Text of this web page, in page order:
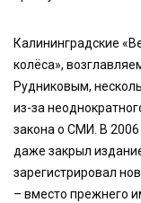
Калининградские
колёса»,
Рудниковым,
из-за
закона о СМИ. В 2006
даже закрыл
зарегистрировал
– вместо прежнего